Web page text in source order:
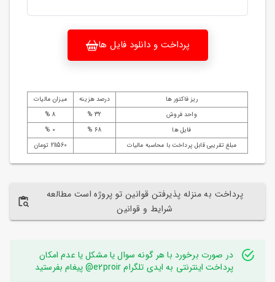
پرداخت و دانلود فایل ها
ریز فاکتور ها درصد هزینه
میزان مالیات
واحد فروش
32 %
8 %
فایل ها
68 %
0 %
مبلغ تقریبی قابل پرداخت با محاسبه مالیات
211560 تومان
پرداخت به منزله پذیرفتن قوانین تو پروژه است مطالعه
شرایط و قوانین
در صورت برخورد با هر گونه سوال یا مشکل یا عدم امکان
پرداخت اینترنتی به ایدی تلگرام e2proir@ پیغام بفرستید